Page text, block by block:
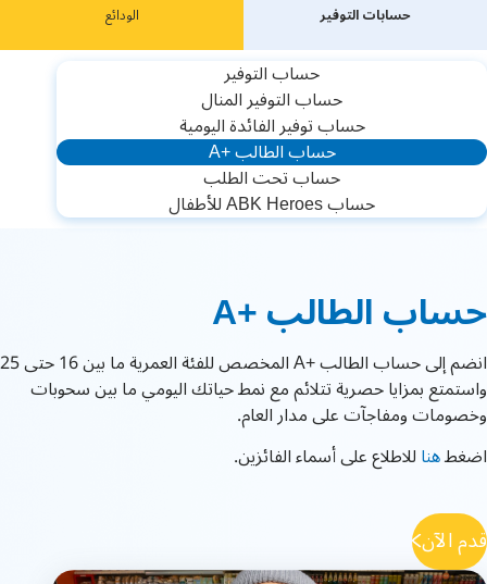
حسابات ﺍﻟﺘﻮﻓﻴﺮ ﺍﻟﻮﺩﺍﺋﻊ
حساب التوفير
ﺣﺴﺎﺏ ﺍﻟﺘﻮﻓﻴﺮ ﺍﻟﻤﻨﺎﻝ
ﺣﺴﺎﺏ ﺗﻮﻓﻴﺮ ﺍﻟﻔﺎﺋﺪﺓ ﺍﻟﻴﻮﻣﻴﺔ
ﺣﺴﺎﺏ ﺍﻟﻄﺎﻟﺐ +A
ﺣﺴﺎﺏ ﺗﺤﺖ ﺍﻟﻄﻠﺐ
حساب ABK Heroes للأطفال
A+ ﺣﺴﺎﺏ ﺍﻟﻄﺎﻟﺐ
انضم إلى حساب الطالب +A المخصص للفئة العمرية ما بين 16 حتى 25
واستمتع بمزايا حصرية تتلائم مع نمط حياتك اليومي ما بين سحوبات
وخصومات ومفاجآت على مدار العام.
اضغطهناللاطلاع على أسماء الفائزين.
قدم الآن